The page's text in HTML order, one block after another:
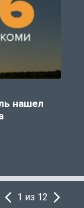
нашел
1 из 12